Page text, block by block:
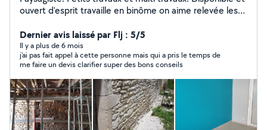
ouvert d'esprit travaille en binôme on aime relevée les
Dernier avis laissé par Flj : 5/5
Il y a plus de 6 mois
j'ai pas fait appel à cette personne mais qui a pris le temps de
me faire un devis clarifier super des bons conseils